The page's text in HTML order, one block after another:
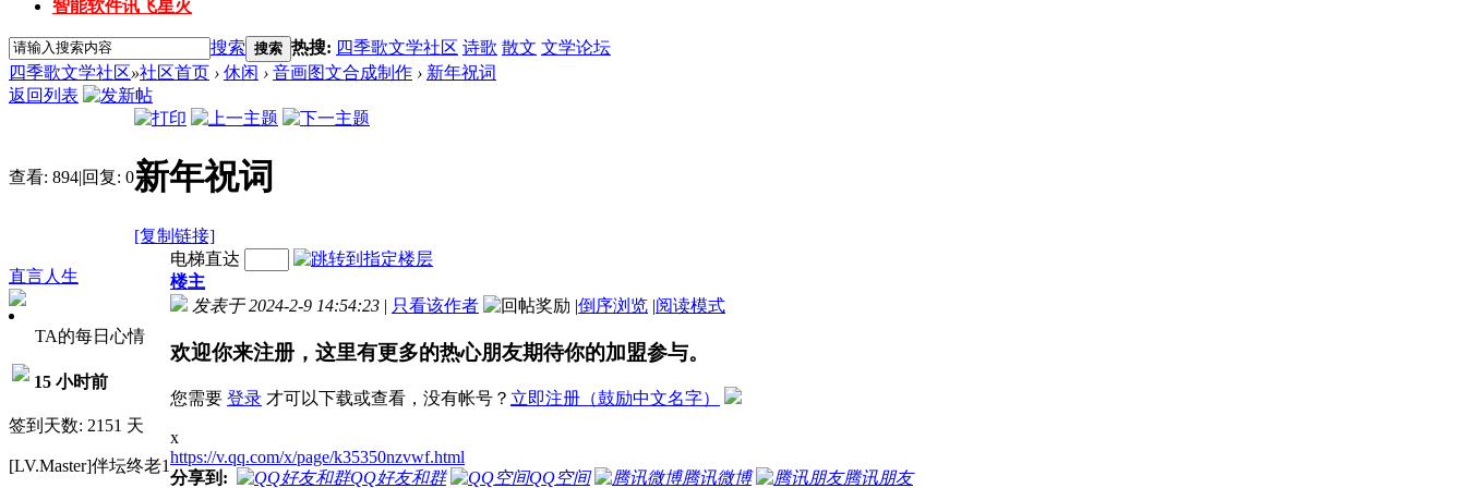
智能软件讯飞星火
搜索 搜索 热搜: 四季歌文学社区 诗歌 散文 文学论坛
四季歌文学社区»社区首页 › 休闲 › 音画图文合成制作 › 新年祝词
返回列表
查看: 894|回复: 0新年祝词
[复制链接]
直言人生
TA的每日心情
15 小时前
签到天数: 2151 天
[LV.Master]伴坛终老1
电梯直达
楼主
发表于 2024-2-9 14:54:23 | 只看该作者 |倒序浏览 |阅读模式
欢迎你来注册，这里有更多的热心朋友期待你的加盟参与。
您需要 登录 才可以下载或查看，没有帐号？ 立即注册（鼓励中文名字）
x
https://v.qq.com/x/page/k35350nzvwf.html
分享到:
QQ好友和群 QQ空间 腾讯微博 腾讯朋友